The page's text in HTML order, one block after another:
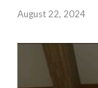
August 22, 2024